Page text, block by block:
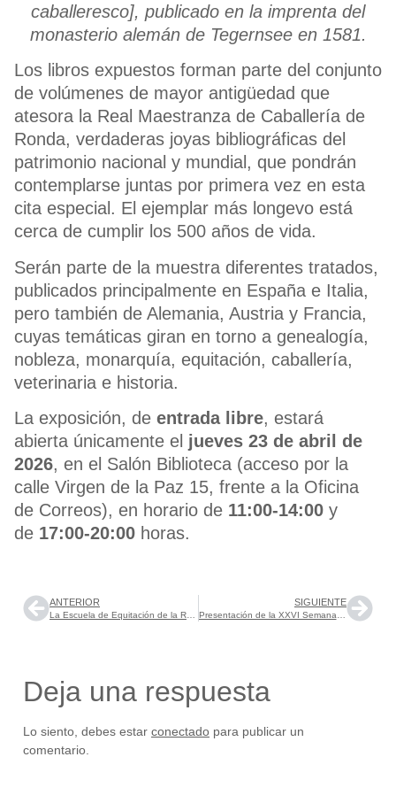
caballeresco], publicado en la imprenta del
monasterio alemán de Tegernsee en 1581.
Los libros expuestos forman parte del conjunto
de volúmenes de mayor antigüedad que
atesora la Real Maestranza de Caballería de
Ronda, verdaderas joyas bibliográficas del
patrimonio nacional y mundial, que pondrán
contemplarse juntas por primera vez en esta
cita especial. El ejemplar más longevo está
cerca de cumplir los 500 años de vida.
Serán parte de la muestra diferentes tratados,
publicados principalmente en España e Italia,
pero también de Alemania, Austria y Francia,
cuyas temáticas giran en torno a genealogía,
nobleza, monarquía, equitación, caballería,
veterinaria e historia.
La exposición, de entrada libre, estará
abierta únicamente el jueves 23 de abril de
2026, en el Salón Biblioteca (acceso por la
calle Virgen de la Paz 15, frente a la Oficina
de Correos), en horario de 11:00-14:00 y
de 17:00-20:00 horas.
ANTERIOR SIGUIENTE
Deja una respuesta
Lo siento, debes estar conectado para publicar un
comentario.